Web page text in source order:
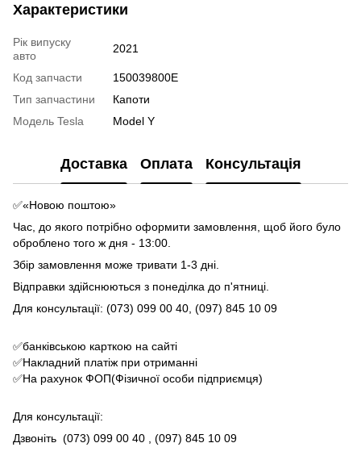
Характеристики
Рік випуску
авто
2021
Код запчасти
150039800E
Тип запчастини
Капоти
Модель Tesla
Model Y
Доставка Оплата Консультація
✅«Новою поштою»
Час, до якого потрібно оформити замовлення, щоб його було
оброблено того ж дня - 13:00.
Збір замовлення може тривати 1-3 дні.
Відправки здійснюються з понеділка до п'ятниці.
Для консультації: (073) 099 00 40, (097) 845 10 09
✅банківською карткою на сайті
✅Накладний платіж при отриманні
✅На рахунок ФОП(Фізичної особи підприємця)
Для консультації:
Дзвоніть (073) 099 00 40 , (097) 845 10 09